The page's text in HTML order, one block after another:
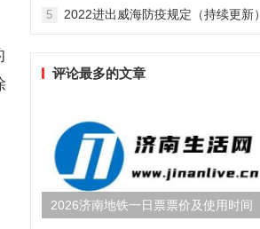
5 2022进出威海防疫规定（持续更新）
评论最多的文章
2026济南地铁一日票票价及使用时间